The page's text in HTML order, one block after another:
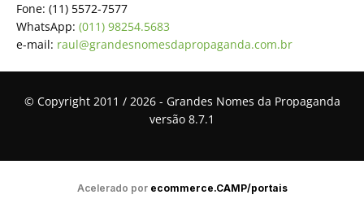
Fone: (11) 5572-7577
WhatsApp: (011) 98254.5683
e-mail: raul@grandesnomesdapropaganda.com.br
© Copyright 2011 / 2026 - Grandes Nomes da Propaganda
versão 8.7.1
Acelerado por ecommerce.CAMP/portais